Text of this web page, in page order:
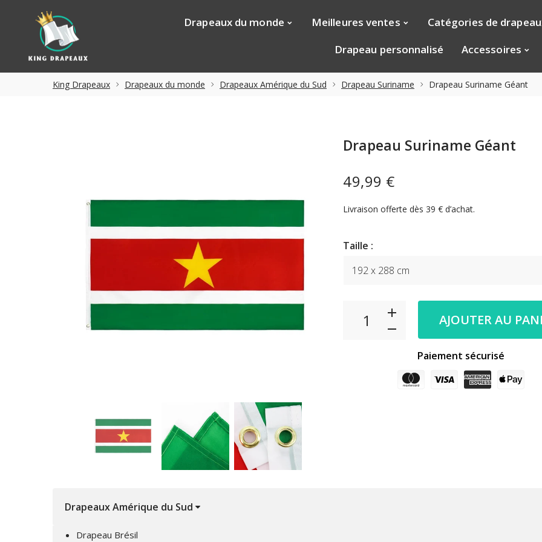
Drapeaux du monde Meilleures ventes
Catégories de
Drapeau personnalisé
Accessoires
King Drapeaux Drapeaux du monde Drapeaux Amérique du Sud Drapeau Suriname Drapeau Suriname Géant
49,99 €
Drapeau Suriname Géant
Livraison offerte dès 39 € d’achat.
Taille :
AJOUTER AU
Paiement sécurisé
Drapeaux Amérique du Sud
Drapeau Brésil